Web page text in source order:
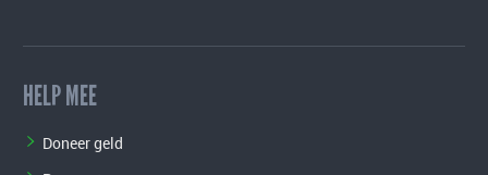
HELP MEE
Doneer geld